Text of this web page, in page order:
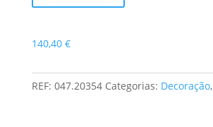
Phalaenopsis
140,40 €
REF: 047.20354 Categorias: Decoração,